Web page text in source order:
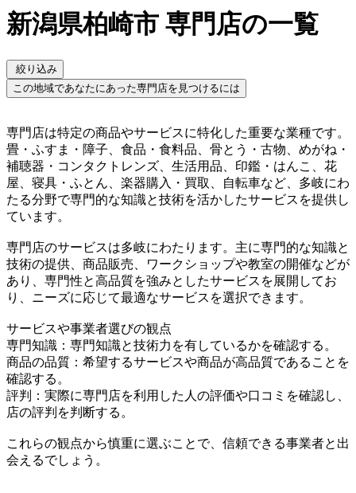
新潟県柏崎市 専門店の一覧
絞り込み
この地域であなたにあった専門店を見つけるには
専門店は特定の商品やサービスに特化した重要な業種です。
畳・ふすま・障子、食品・食料品、骨とう・古物、めがね・
補聴器・コンタクトレンズ、生活用品、印鑑・はんこ、花
屋、寝具・ふとん、楽器購入・買取、自転車など、多岐にわ
たる分野で専門的な知識と技術を活かしたサービスを提供し
ています。
専門店のサービスは多岐にわたります。主に専門的な知識と
技術の提供、商品販売、ワークショップや教室の開催などが
あり、専門性と高品質を強みとしたサービスを展開してお
り、ニーズに応じて最適なサービスを選択できます。
サービスや事業者選びの観点
専門知識：専門知識と技術力を有しているかを確認する。
商品の品質：希望するサービスや商品が高品質であることを
確認する。
評判：実際に専門店を利用した人の評価や口コミを確認し、
店の評判を判断する。
これらの観点から慎重に選ぶことで、信頼できる事業者と出
会えるでしょう。